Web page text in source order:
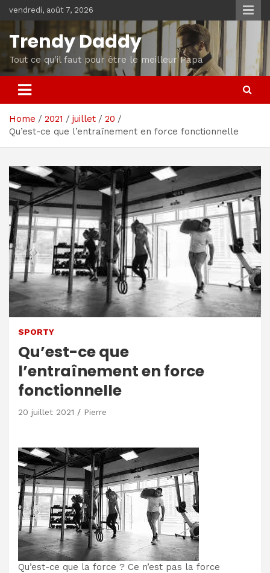
to
content
vendredi, août 7, 2026
Trendy Daddy
Tout ce qu'il faut pour être le meilleur Papa
Home 2021 juillet
20
Qu’est-ce que l’entraînement en force fonctionnelle
SPORTY
Qu’est-ce que
l’entraînement en force
fonctionnelle
20 juillet 2021 Pierre
Qu’est-ce que la force ? Ce n’est pas la force